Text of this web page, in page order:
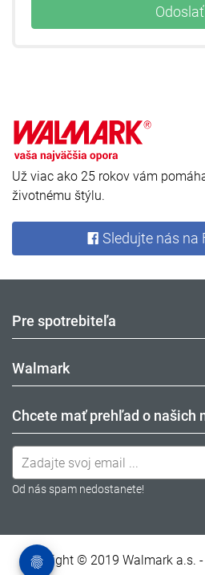
Už viac ako 25 rokov vám
životnému štýlu.
Sledujte nás na
Pre spotrebiteľa
Walmark
Chcete mať prehľad o našich
Od nás spam nedostanete!
Copyright © 2019 Walmark a.s.